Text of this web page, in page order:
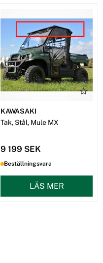
KAWASAKI
Tak, Stål, Mule MX
9 199 SEK
Beställningsvara
LÄS MER